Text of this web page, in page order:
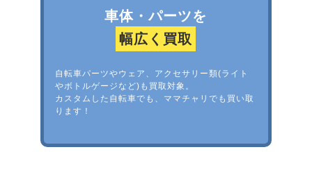
車体・パーツを
幅広く買取
自転車パーツやウェア、アクセサリー類(ライト
やボトルゲージなど)も買取対象。
カスタムした自転車でも、ママチャリでも買い取
ります！